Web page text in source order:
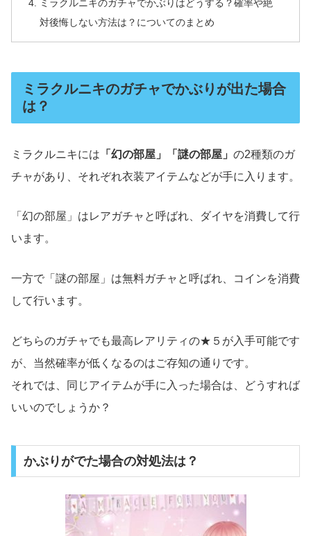
ミラクルニキのガチャでかぶりはどうする？確率や絶
対後悔しない方法は？についてのまとめ
ミラクルニキのガチャでかぶりが出た場合
は？
ミラクルニキには 「幻の部屋」「謎の部屋」 の2種類のガ
チャがあり、それぞれ衣装アイテムなどが手に入ります。
「幻の部屋」はレアガチャと呼ばれ、ダイヤを消費して行
います。
一方で「謎の部屋」は無料ガチャと呼ばれ、コインを消費
して行います。
どちらのガチャでも最高レアリティの★５が入手可能です
が、当然確率が低くなるのはご存知の通りです。
それでは、同じアイテムが手に入った場合は、どうすれば
いいのでしょうか？
かぶりがでた場合の対処法は？